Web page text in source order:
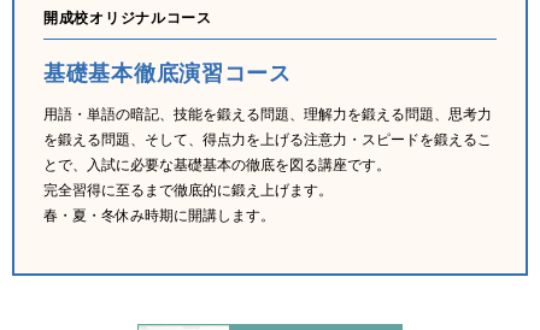
開成校オリジナルコース
基礎基本徹底演習コース
用語・単語の暗記、技能を鍛える問題、理解力を鍛える問題、思考力
を鍛える問題、そして、得点力を上げる注意力・スピードを鍛えるこ
とで、入試に必要な基礎基本の徹底を図る講座です。
完全習得に至るまで徹底的に鍛え上げます。
春・夏・冬休み時期に開講します。